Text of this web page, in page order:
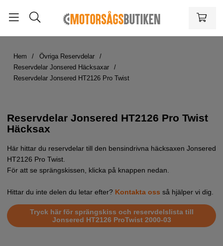
Hem
Övriga Reservdelar
Reservdelar Jonsered Häcksaxar
Reservdelar Jonsered HT2126 Pro Twist
Reservdelar Jonsered HT2126 Pro Twist
Häcksax
Här hittar du reservdelar till den bensindrivna häcksaxen Jonsered
HT2126 Pro Twist.
För att se sprängskissen, klicka på knappen nedan.
Hittar du inte delen du letar efter? Kontakta oss så hjälper vi dig.
Tryck här för sprängskiss och reservdelslista till
Jonsered HT2126 ProTwist 2000-03